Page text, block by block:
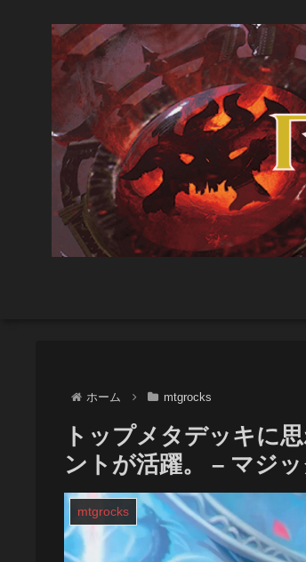
ホーム mtgrocks
トップメタデッキに
ントが活躍。 – マジ
mtgrocks